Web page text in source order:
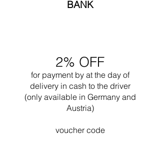
prima volta un po' di libertà disegnando
includeva la progettazione di tutti gli edifici
pubblici per questa città. Nel 1965 morì
mentre nuotava vicino al suo Cabanon a Saint
Martin (il sud della Francia).
BANK
2% OFF
for payment by at the day of
delivery in cash to the driver
(only available in Germany and
Austria)
voucher code